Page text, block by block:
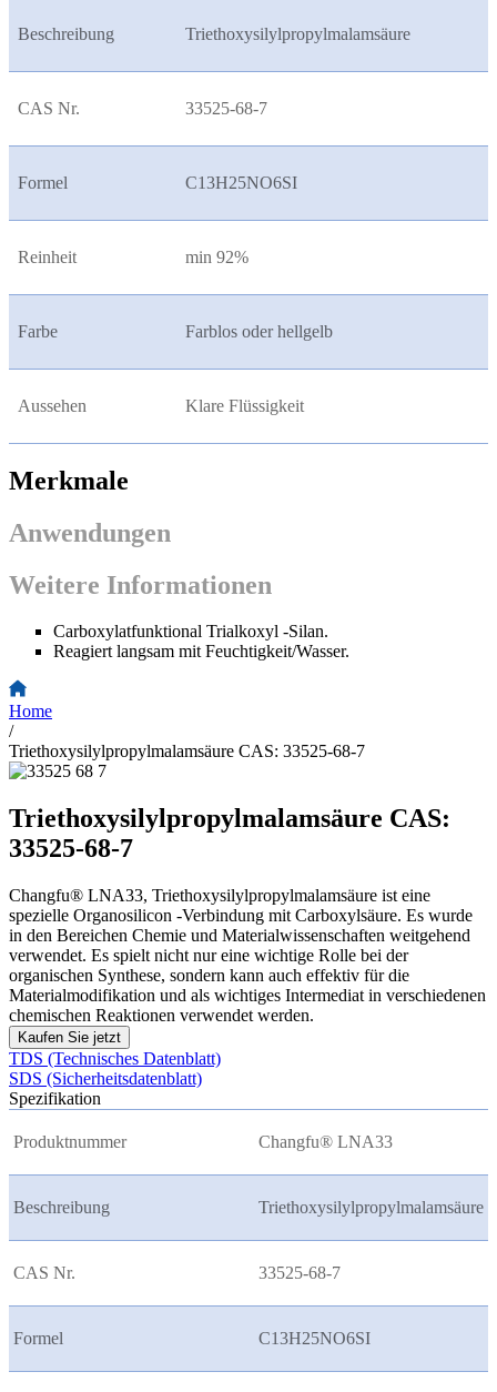
Beschreibung Triethoxysilylpropylmalamsäure
CAS Nr. 33525-68-7
Formel C13H25NO6SI
Reinheit min 92%
Farbe Farblos oder hellgelb
Aussehen Klare Flüssigkeit
Merkmale
Anwendungen
Weitere Informationen
Carboxylatfunktional Trialkoxyl -Silan.
Reagiert langsam mit Feuchtigkeit/Wasser.
Home
/
Triethoxysilylpropylmalamsäure CAS: 33525-68-7
Triethoxysilylpropylmalamsäure CAS:
33525-68-7
Changfu® LNA33, Triethoxysilylpropylmalamsäure ist eine
spezielle Organosilicon -Verbindung mit Carboxylsäure. Es wurde
in den Bereichen Chemie und Materialwissenschaften weitgehend
verwendet. Es spielt nicht nur eine wichtige Rolle bei der
organischen Synthese, sondern kann auch effektiv für die
Materialmodifikation und als wichtiges Intermediat in verschiedenen
chemischen Reaktionen verwendet werden.
Kaufen Sie jetzt
TDS (Technisches Datenblatt)
SDS (Sicherheitsdatenblatt)
Spezifikation
Produktnummer Changfu® LNA33
Beschreibung Triethoxysilylpropylmalamsäure
CAS Nr. 33525-68-7
Formel C13H25NO6SI